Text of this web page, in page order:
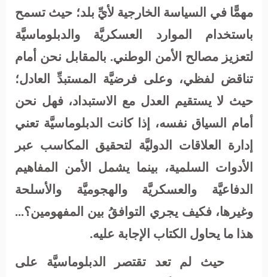
مهمًّا في السياسة الخارجية لأيِّ بلد؛ حيث تسمح
باستخدام الموارد العسكريَّة والدبلوماسيَّة
لتعزيز مصالح الأمن الوطني. بالمقابل نحن أمام
تناقض لفظي، وعلى فرضيَّة المستبدِّ العادل؛
حيث لا يستقيم العدل مع الاستبداد، فهل نحن
أمام السياق نفسه، إذا كانت الدبلوماسيَّة تعني
إدارة العلاقات الدوليَّة لتحقيق المكاسب عبر
الأدوات السلمية، بينما يشمل الأمن المفاهيم
الدفاعيَّة والعسكريَّة والهجوميَّة والأسلحة
وغيرها، فكيف يجري التوافقُ بين المفهومين؟...
هذا ما يحاول الكتاب الإجابة عليه.
حيث لم تعد تقتصر الدبلوماسيَّة على